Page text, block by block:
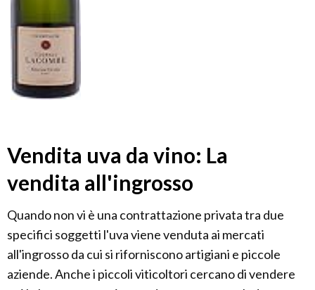
Vendita uva da vino: La
vendita all'ingrosso
Quando non vi è una contrattazione privata tra due
specifici soggetti l'uva viene venduta ai mercati
all'ingrosso da cui si riforniscono artigiani e piccole
aziende. Anche i piccoli viticoltori cercano di vendere